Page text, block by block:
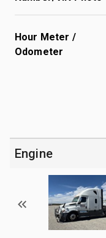
Hour Meter /
Odometer
Engine